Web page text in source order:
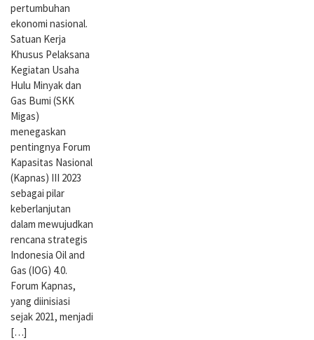
pertumbuhan
ekonomi nasional.
Satuan Kerja
Khusus Pelaksana
Kegiatan Usaha
Hulu Minyak dan
Gas Bumi (SKK
Migas)
menegaskan
pentingnya Forum
Kapasitas Nasional
(Kapnas) III 2023
sebagai pilar
keberlanjutan
dalam mewujudkan
rencana strategis
Indonesia Oil and
Gas (IOG) 4.0.
Forum Kapnas,
yang diinisiasi
sejak 2021, menjadi
[…]